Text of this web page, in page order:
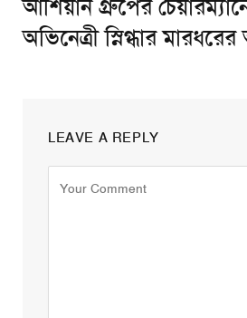
আশিয়ান গ্রুপের
অভিনেত্রী স্নিগ্ধার
LEAVE A REPLY